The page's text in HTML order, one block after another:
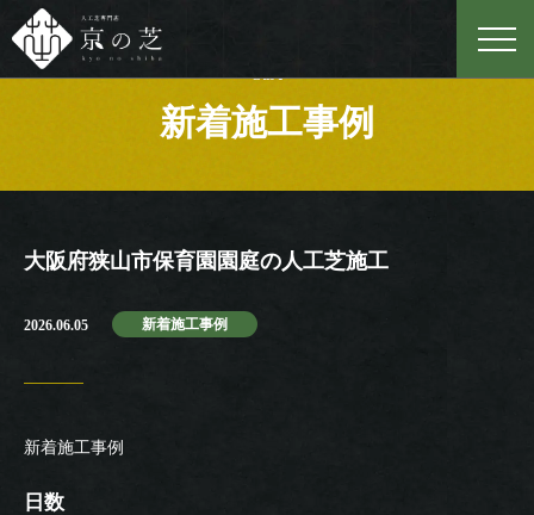
Case
新着施工事例
大阪府狭山市保育園園庭の人工芝施工
2026.06.05 新着施工事例
新着施工事例
日数